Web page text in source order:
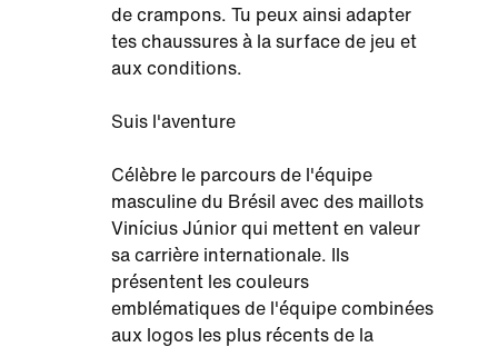
de crampons. Tu peux ainsi adapter
tes chaussures à la surface de jeu et
aux conditions.
Suis l'aventure
Célèbre le parcours de l'équipe
masculine du Brésil avec des maillots
Vinícius Júnior qui mettent en valeur
sa carrière internationale. Ils
présentent les couleurs
emblématiques de l'équipe combinées
aux logos les plus récents de la